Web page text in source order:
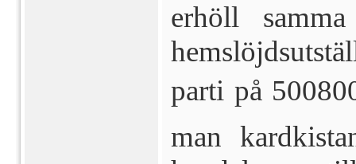
erhöll
parti på
man